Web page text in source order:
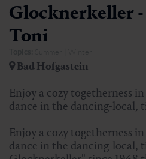
Glocknerkeller
Toni
Bad Hofgastein
Enjoy a cozy togetherness
dance in the dancing-local,
Enjoy a cozy togetherness
dance in the dancing-local,